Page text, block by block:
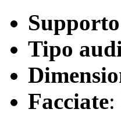
Supporto
Tipo
Facciate: